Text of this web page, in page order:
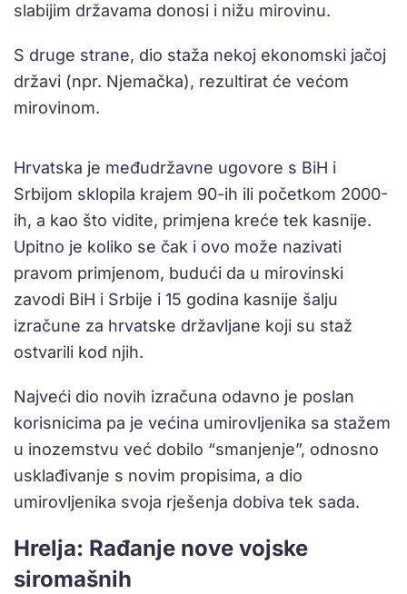
slabijim državama donosi i nižu mirovinu.
S druge strane, dio staža nekoj ekonomski jačoj
državi (npr. Njemačka), rezultirat će većom
mirovinom.
Hrvatska je međudržavne ugovore s BiH i
Srbijom sklopila krajem 90-ih ili početkom 2000-
ih, a kao što vidite, primjena kreće tek kasnije.
Upitno je koliko se čak i ovo može nazivati
pravom primjenom, budući da u mirovinski
zavodi BiH i Srbije i 15 godina kasnije šalju
izračune za hrvatske državljane koji su staž
ostvarili kod njih.
Najveći dio novih izračuna odavno je poslan
korisnicima pa je većina umirovljenika sa stažem
u inozemstvu već dobilo “smanjenje”, odnosno
usklađivanje s novim propisima, a dio
umirovljenika svoja rješenja dobiva tek sada.
Hrelja: Rađanje nove vojske
siromašnih